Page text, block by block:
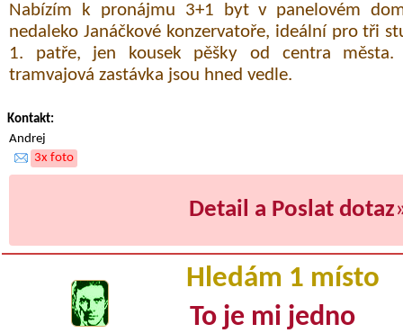
Nabízím k pronájmu 3+1 byt v panelovém
nedaleko Janáčkové konzervatoře, ideální pro tři
1. patře, jen kousek pěšky od centra města.
tramvajová zastávka jsou hned vedle.
Kontakt:
Andrej
3x foto
Detail a Poslat dotaz
Hledám 1 místo
To je mi jedno